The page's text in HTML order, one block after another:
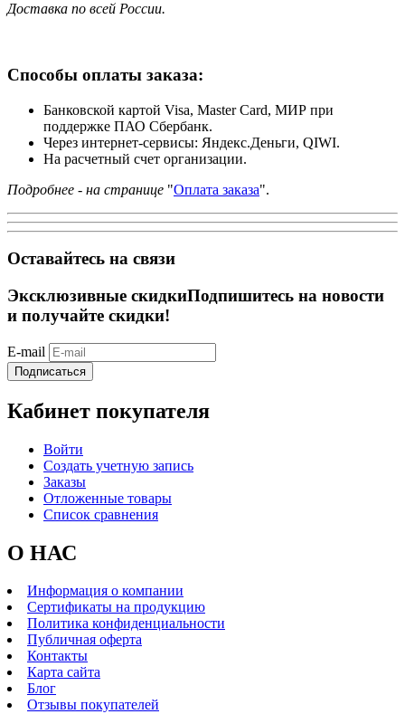
Доставка по всей России.
Способы оплаты заказа:
Банковской картой Visa, Master Card, МИР при
поддержке ПАО Сбербанк.
Через интернет-сервисы: Яндекс.Деньги, QIWI.
На расчетный счет организации.
Подробнее - на странице "Оплата заказа".
Оставайтесь на связи
Эксклюзивные скидкиПодпишитесь на новости
и получайте скидки!
E-mail
Подписаться
Кабинет покупателя
Войти
Создать учетную запись
Заказы
Отложенные товары
Список сравнения
О НАС
Информация о компании
Сертификаты на продукцию
Политика конфиденциальности
Публичная оферта
Контакты
Карта сайта
Блог
Отзывы покупателей